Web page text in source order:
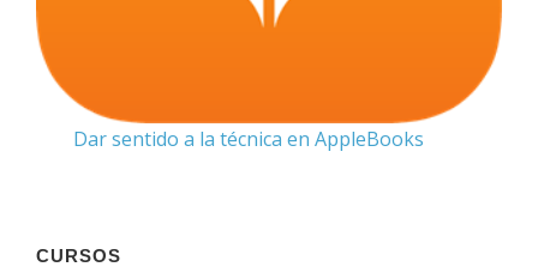
Dar sentido a la técnica en AppleBooks
CURSOS